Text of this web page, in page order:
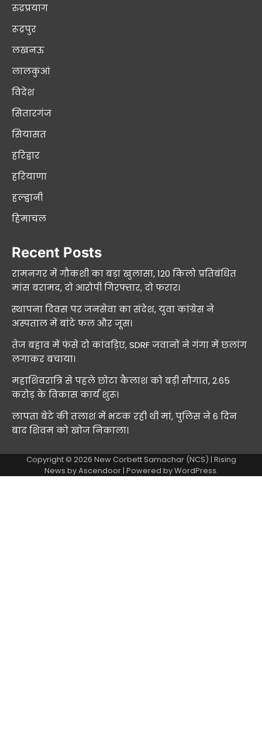
रुद्रप्रयाग
रूद्रपुर
लखनऊ
लालकुआं
विदेश
सितारगंज
सियासत
हरिद्वार
हरियाणा
हल्द्वानी
हिमाचल
Recent Posts
रामनगर में गौकशी का बड़ा खुलासा, 120 किलो प्रतिबंधित
मांस बरामद, दो आरोपी गिरफ्तार, दो फरार।
स्थापना दिवस पर जनसेवा का संदेश, युवा कांग्रेस ने
अस्पताल में बांटे फल और जूस।
तेज बहाव में फंसे दो कांवड़िए, SDRF जवानों ने गंगा में छलांग
लगाकर बचाया।
महाशिवरात्रि से पहले छोटा कैलाश को बड़ी सौगात, 2.65
करोड़ के विकास कार्य शुरू।
लापता बेटे की तलाश में भटक रही थी मां, पुलिस ने 6 दिन
बाद शिवम को खोज निकाला।
Copyright © 2026 New Corbett Samachar (NCS) | Rising
News byAscendoor| Powered byWordPress.